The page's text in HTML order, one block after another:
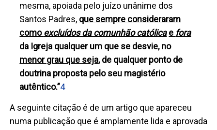
mesma, apoiada pelo juízo unânime dos
Santos Padres, que sempre consideraram
comoexcluídos da comunhão católica e fora
da Igreja qualquer um que se desvie, no
menor grau que seja, de qualquer ponto de
doutrina proposta pelo seu magistério
autêntico.”4
A seguinte citação é de um artigo que apareceu
numa publicação que é amplamente lida e aprovada